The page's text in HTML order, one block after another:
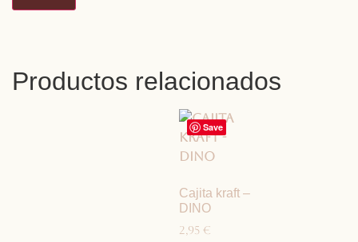
Productos relacionados
Save
Cajita kraft –
DINO
2,95 €